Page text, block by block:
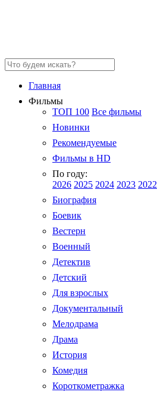
Главная
Фильмы
ТОП 100 Все фильмы
Новинки
Рекомендуемые
Фильмы в HD
По году:
2026 2025 2024 2023 2022
Биография
Боевик
Вестерн
Военный
Детектив
Детский
Для взрослых
Документальный
Мелодрама
Драма
История
Комедия
Короткометражка